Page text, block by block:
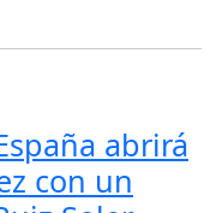
abrirá
con un